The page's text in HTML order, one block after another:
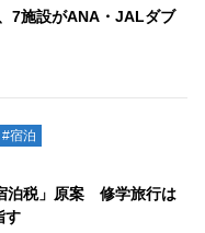
7施設がANA・JALダブ
#宿泊
泊税」原案 修学旅行は
す